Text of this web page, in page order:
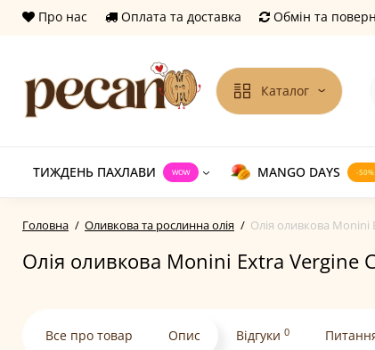
Про нас Оплата та доставка Обмін та
Каталог
ТИЖДЕНЬ ПАХЛАВИ WOW MANGO DAYS -50%
Головна Оливкова та рослинна олія Олія оливкова Monini
Олія оливкова Monini Extra Vergine
Все про товар Опис Відгуки 0